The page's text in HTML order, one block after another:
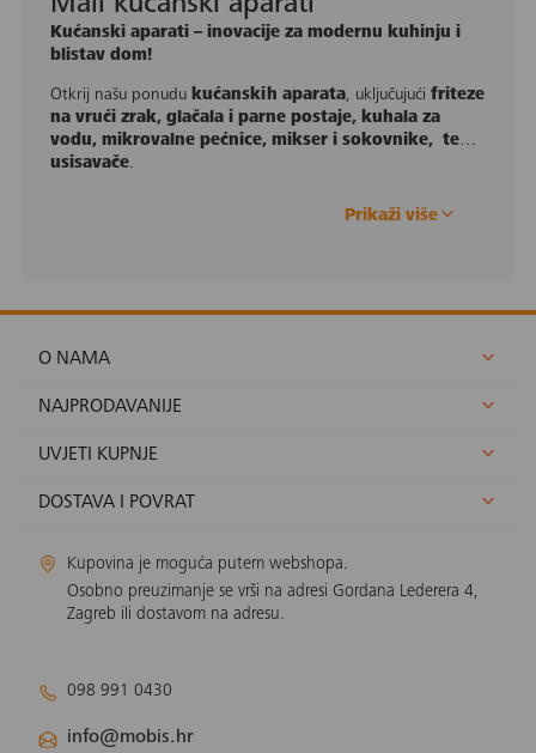
Mali kućanski aparati
Kućanski aparati – inovacije za modernu kuhinju i
blistav dom!
Otkrij našu ponudu kućanskih aparata, uključujući friteze
na vrući zrak, glačala i parne postaje, kuhala za
vodu, mikrovalne pećnice, mikser i sokovnike, te
usisavače.
Prikaži više
O NAMA
NAJPRODAVANIJE
UVJETI KUPNJE
DOSTAVA I POVRAT
Kupovina je moguća putem webshopa.
Osobno preuzimanje se vrši na adresi Gordana Lederera 4,
Zagreb ili dostavom na adresu.
098 991 0430
info@mobis.hr